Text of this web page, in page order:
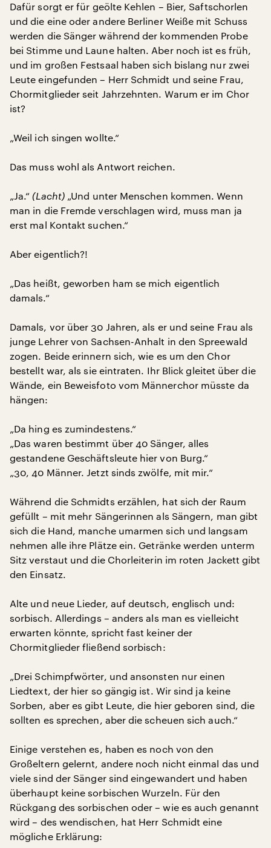
Dafür sorgt er für geölte Kehlen – Bier, Saftschorlen
und die eine oder andere Berliner Weiße mit Schuss
werden die Sänger während der kommenden Probe
bei Stimme und Laune halten. Aber noch ist es früh,
und im großen Festsaal haben sich bislang nur zwei
Leute eingefunden – Herr Schmidt und seine Frau,
Chormitglieder seit Jahrzehnten. Warum er im Chor
ist?
„Weil ich singen wollte.“
Das muss wohl als Antwort reichen.
„Ja.“ (Lacht) „Und unter Menschen kommen. Wenn
man in die Fremde verschlagen wird, muss man ja
erst mal Kontakt suchen.“
Aber eigentlich?!
„Das heißt, geworben ham se mich eigentlich
damals.“
Damals, vor über 30 Jahren, als er und seine Frau als
junge Lehrer von Sachsen-Anhalt in den Spreewald
zogen. Beide erinnern sich, wie es um den Chor
bestellt war, als sie eintraten. Ihr Blick gleitet über die
Wände, ein Beweisfoto vom Männerchor müsste da
hängen:
„Da hing es zumindestens.“
„Das waren bestimmt über 40 Sänger, alles
gestandene Geschäftsleute hier von Burg.“
„30, 40 Männer. Jetzt sinds zwölfe, mit mir.“
Während die Schmidts erzählen, hat sich der Raum
gefüllt – mit mehr Sängerinnen als Sängern, man gibt
sich die Hand, manche umarmen sich und langsam
nehmen alle ihre Plätze ein. Getränke werden unterm
Sitz verstaut und die Chorleiterin im roten Jackett gibt
den Einsatz.
Alte und neue Lieder, auf deutsch, englisch und:
sorbisch. Allerdings – anders als man es vielleicht
erwarten könnte, spricht fast keiner der
Chormitglieder fließend sorbisch:
„Drei Schimpfwörter, und ansonsten nur einen
Liedtext, der hier so gängig ist. Wir sind ja keine
Sorben, aber es gibt Leute, die hier geboren sind, die
sollten es sprechen, aber die scheuen sich auch.“
Einige verstehen es, haben es noch von den
Großeltern gelernt, andere noch nicht einmal das und
viele sind der Sänger sind eingewandert und haben
überhaupt keine sorbischen Wurzeln. Für den
Rückgang des sorbischen oder – wie es auch genannt
wird – des wendischen, hat Herr Schmidt eine
mögliche Erklärung: